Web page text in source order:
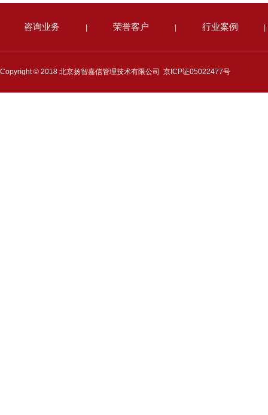
咨询业务 荣誉客户 行业案例
Copyright © 2018 北京扬智嘉信管理技术有限公司 京ICP证05022477号